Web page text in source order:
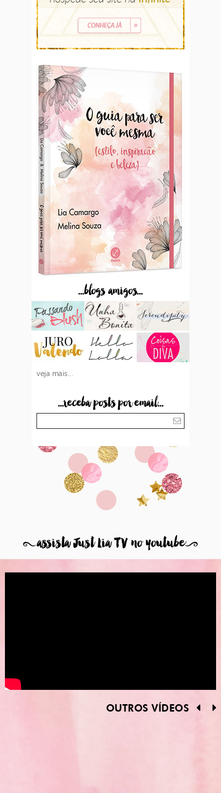
...blogs amigos...
veja mais...
...receba posts por email...
8assista Just Lia TV no youtube9
OUTROS VÍDEOS